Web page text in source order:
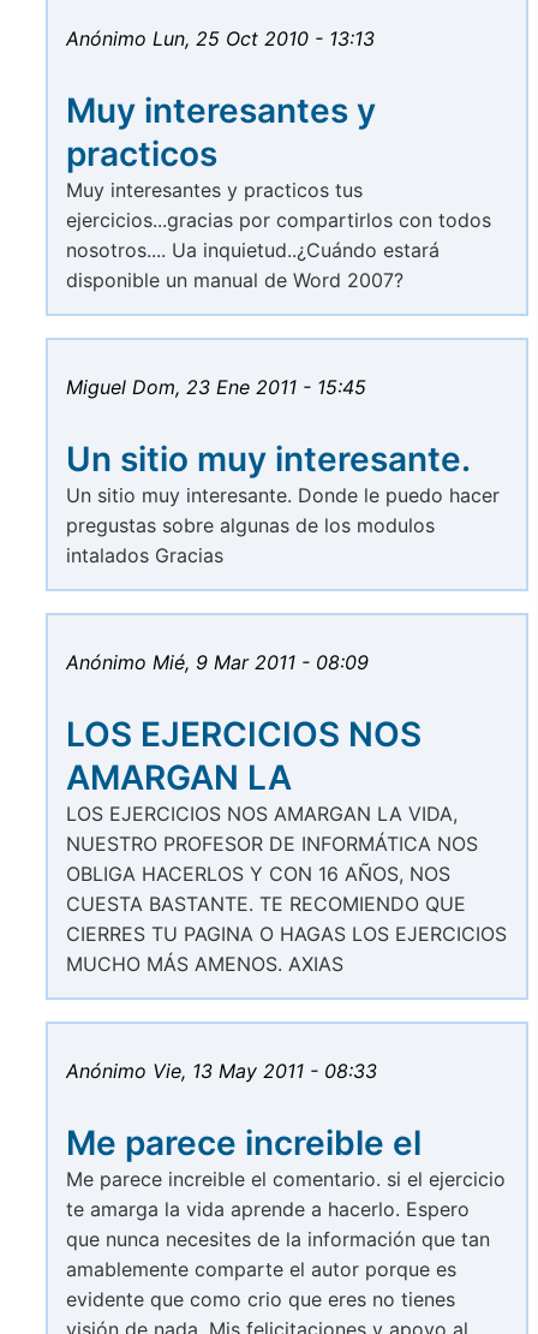
Anónimo Lun, 25 Oct 2010 - 13:13
Muy interesantes y
practicos
Muy interesantes y practicos tus
ejercicios...gracias por compartirlos con todos
nosotros.... Ua inquietud..¿Cuándo estará
disponible un manual de Word 2007?
Miguel Dom, 23 Ene 2011 - 15:45
Un sitio muy interesante.
Un sitio muy interesante. Donde le puedo hacer
pregustas sobre algunas de los modulos
intalados Gracias
Anónimo Mié, 9 Mar 2011 - 08:09
LOS EJERCICIOS NOS
AMARGAN LA
LOS EJERCICIOS NOS AMARGAN LA VIDA,
NUESTRO PROFESOR DE INFORMÁTICA NOS
OBLIGA HACERLOS Y CON 16 AÑOS, NOS
CUESTA BASTANTE. TE RECOMIENDO QUE
CIERRES TU PAGINA O HAGAS LOS EJERCICIOS
MUCHO MÁS AMENOS. AXIAS
Anónimo Vie, 13 May 2011 - 08:33
Me parece increible el
Me parece increible el comentario. si el ejercicio
te amarga la vida aprende a hacerlo. Espero
que nunca necesites de la información que tan
amablemente comparte el autor porque es
evidente que como crio que eres no tienes
visión de nada. Mis felicitaciones y apoyo al